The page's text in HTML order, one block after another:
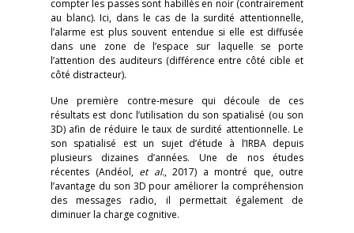
compter les passes sont habillés en noir (contrairement
au blanc). Ici, dans le cas de la surdité attentionnelle,
l’alarme est plus souvent entendue si elle est diffusée
dans une zone de l’espace sur laquelle se porte
l’attention des auditeurs (différence entre côté cible et
côté distracteur).
Une première contre-mesure qui découle de ces
résultats est donc l’utilisation du son spatialisé (ou son
3D) afin de réduire le taux de surdité attentionnelle. Le
son spatialisé est un sujet d’étude à l’IRBA depuis
plusieurs dizaines d’années. Une de nos études
récentes (Andéol, et al., 2017) a montré que, outre
l’avantage du son 3D pour améliorer la compréhension
des messages radio, il permettait également de
diminuer la charge cognitive.